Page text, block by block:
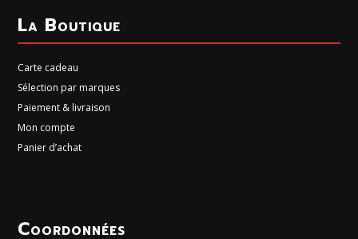
La Boutique
Carte cadeau
Sélection par marques
Paiement & livraison
Mon compte
Panier d’achat
Coordonnées